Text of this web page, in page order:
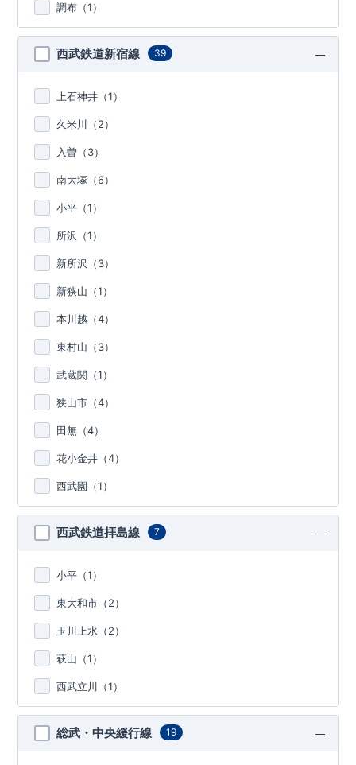
調布（1）
西武鉄道新宿線 39
上石神井（1）
久米川（2）
入曽（3）
南大塚（6）
小平（1）
所沢（1）
新所沢（3）
新狭山（1）
本川越（4）
東村山（3）
武蔵関（1）
狭山市（4）
田無（4）
花小金井（4）
西武園（1）
西武鉄道拝島線 7
小平（1）
東大和市（2）
玉川上水（2）
萩山（1）
西武立川（1）
総武・中央緩行線 19